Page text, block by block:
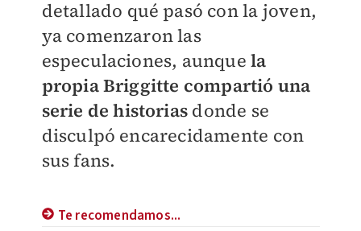
detallado qué pasó con la joven,
ya comenzaron las
especulaciones, aunque la
propia Briggitte compartió una
serie de historias donde se
disculpó encarecidamente con
sus fans.
Te recomendamos...